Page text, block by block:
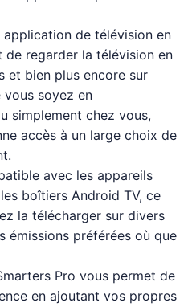
application de télévision en
regarder la télévision en
et bien plus encore sur
soyez en
simplement chez vous,
accès à un large choix de
avec les appareils
boîtiers Android TV, ce
la télécharger sur divers
préférées où que
Pro vous permet de
en ajoutant vos propres